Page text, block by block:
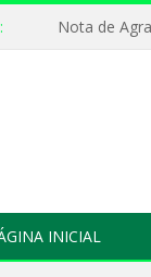
Nota de
INICIAL